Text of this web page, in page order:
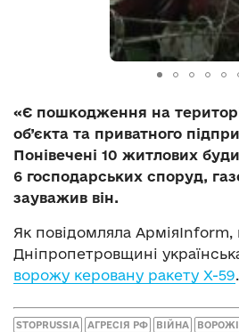
«Є пошкодження на
об’єкта та приватного
Понівечені 10 житлових
6 господарських споруд,
зауважив він.
Як повідомляла АрміяInform,
Дніпропетровщині
ворожу керовану ракету Х-59.
STOPRUSSIA АГРЕСІЯ РФ ВІЙНА